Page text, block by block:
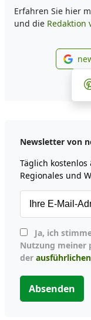
Erfahren Sie hier
und die Redaktion
Newsletter von
Täglich
Regionales und
Nutzung meiner
der
Absenden